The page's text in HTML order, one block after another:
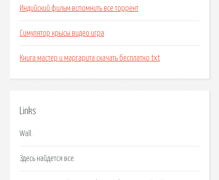
Индийский фильм вспомнить все торрент
Симулятор крысы видео игра
Книга мастер и маргарита скачать бесплатно txt
Links
Wall.
Здесь найдется все.